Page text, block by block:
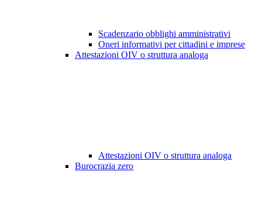
Scadenzario obblighi amministrativi
Oneri informativi per cittadini e imprese
Attestazioni OIV o struttura analoga
Attestazioni OIV o struttura analoga
Burocrazia zero